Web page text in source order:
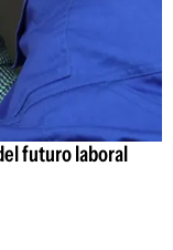
futuro laboral